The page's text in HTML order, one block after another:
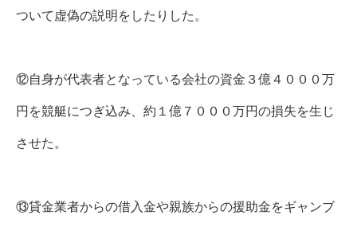
ついて虚偽の説明をしたりした。
⑫自身が代表者となっている会社の資金３億４０００万
円を競艇につぎ込み、約１億７０００万円の損失を生じ
させた。
⑬貸金業者からの借入金や親族からの援助金をギャンブ